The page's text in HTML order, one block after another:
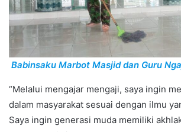
Babinsaku Marbot Masjid dan Guru
“Melalui mengajar mengaji, saya ingin
dalam masyarakat sesuai dengan ilmu
Saya ingin generasi muda memiliki